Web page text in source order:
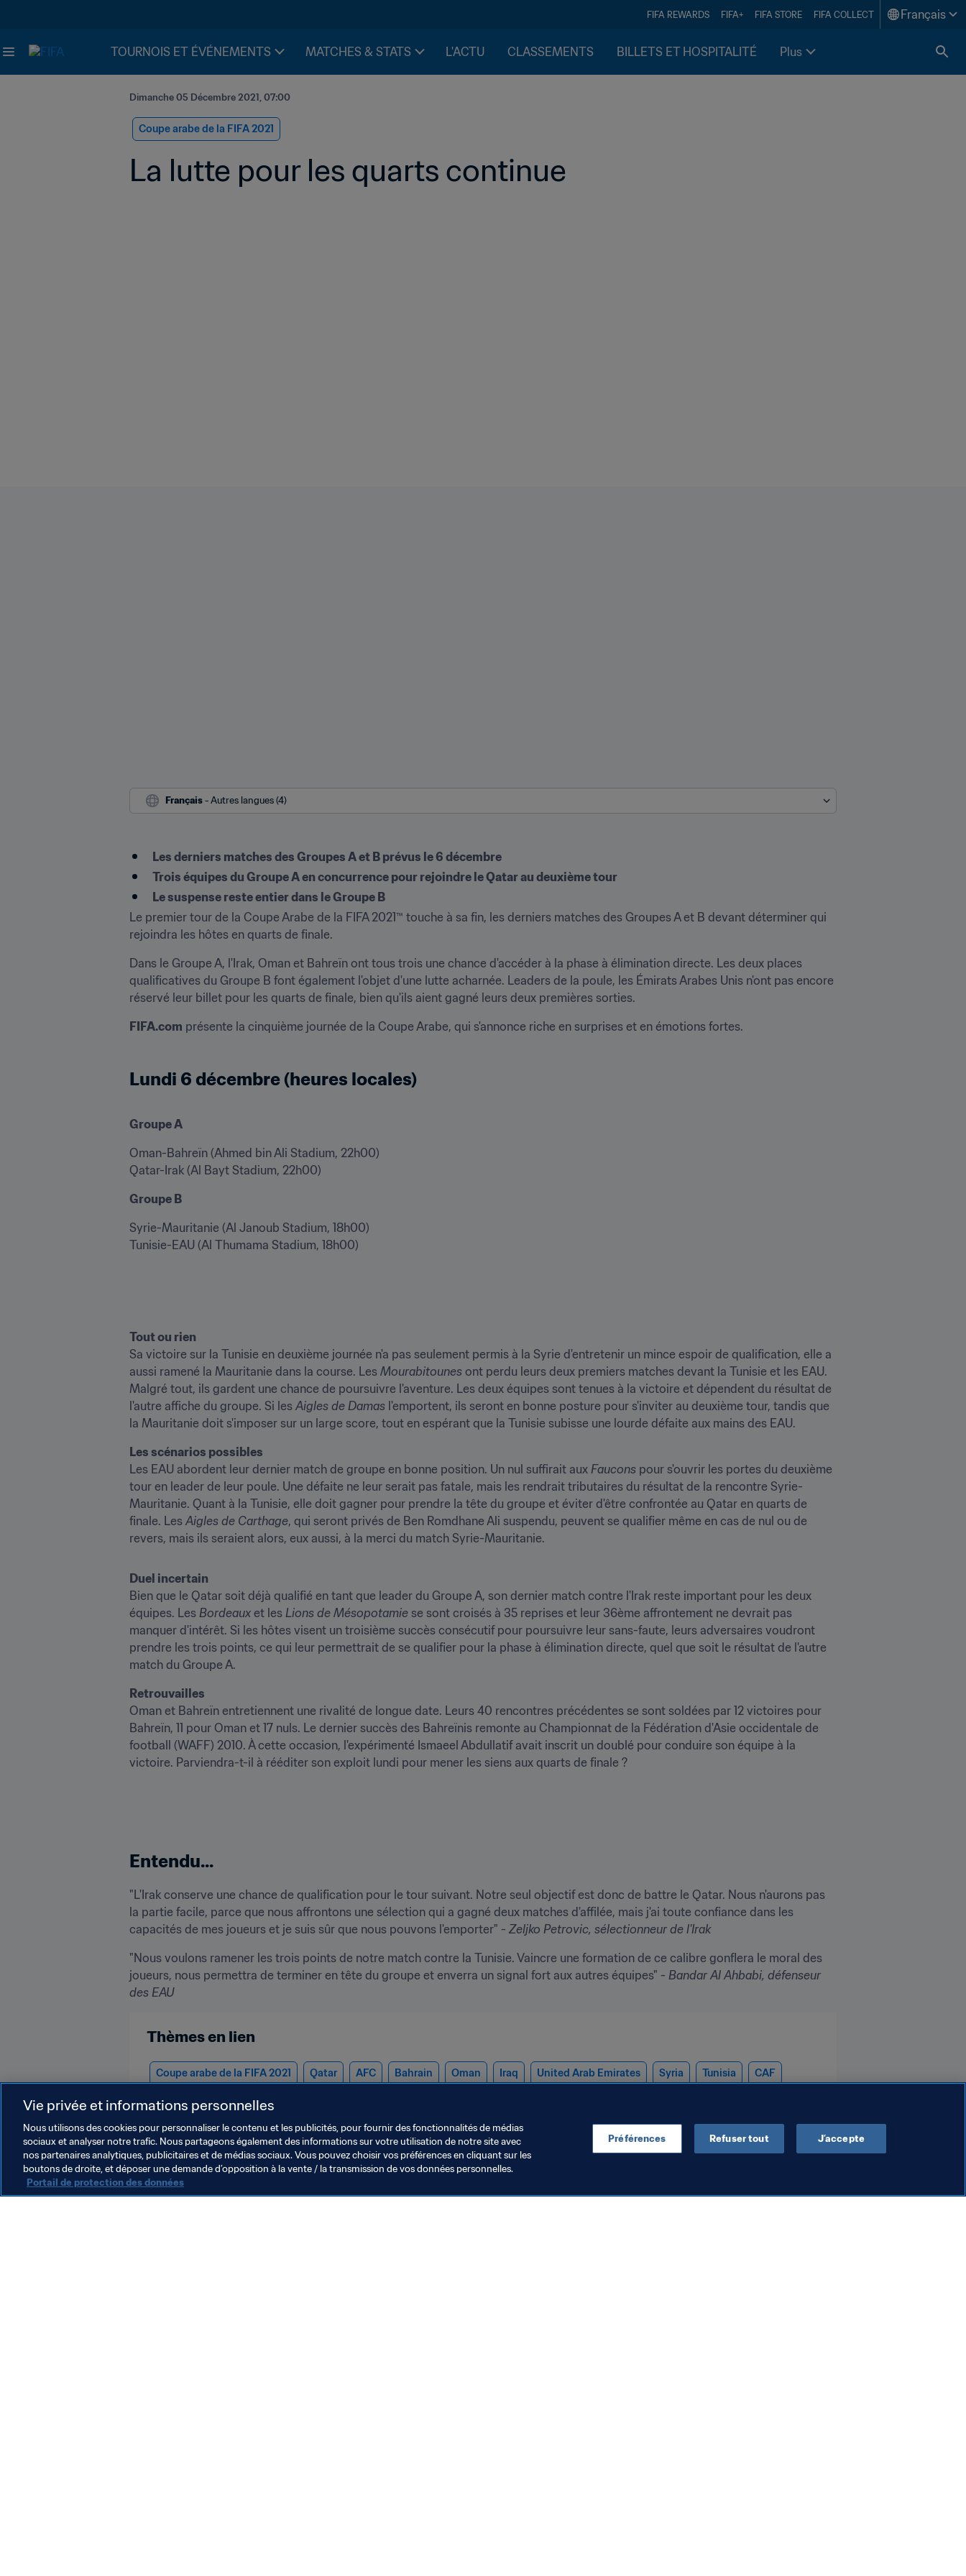
FIFA REWARDS FIFA+ FIFA STORE FIFA COLLECT Français
TOURNOIS ET ÉVÉNEMENTS MATCHES & STATS L'ACTU CLASSEMENTS BILLETS ET HOSPITALITÉ Plus
Dimanche 05 Décembre 2021, 07:00
Coupe arabe de la FIFA 2021
La lutte pour les quarts continue
Français - Autres langues (4)
Les derniers matches des Groupes A et B prévus le 6 décembre
Trois équipes du Groupe A en concurrence pour rejoindre le Qatar au deuxième tour
Le suspense reste entier dans le Groupe B
Le premier tour de la Coupe Arabe de la FIFA 2021™ touche à sa fin, les derniers matches des Groupes A et B devant déterminer qui
rejoindra les hôtes en quarts de finale.
Dans le Groupe A, l'Irak, Oman et Bahreïn ont tous trois une chance d'accéder à la phase à élimination directe. Les deux places
qualificatives du Groupe B font également l'objet d'une lutte acharnée. Leaders de la poule, les Émirats Arabes Unis n'ont pas encore
réservé leur billet pour les quarts de finale, bien qu'ils aient gagné leurs deux premières sorties.
FIFA.com présente la cinquième journée de la Coupe Arabe, qui s'annonce riche en surprises et en émotions fortes.
Lundi 6 décembre (heures locales)
Groupe A
Oman-Bahreïn (Ahmed bin Ali Stadium, 22h00)
Qatar-Irak (Al Bayt Stadium, 22h00)
Groupe B
Syrie-Mauritanie (Al Janoub Stadium, 18h00)
Tunisie-EAU (Al Thumama Stadium, 18h00)
Sa victoire sur la Tunisie en deuxième journée n'a pas seulement permis à la Syrie d'entretenir un mince espoir de qualification, elle a
aussi ramené la Mauritanie dans la course. Les Mourabitounes ont perdu leurs deux premiers matches devant la Tunisie et les EAU.
Malgré tout, ils gardent une chance de poursuivre l'aventure. Les deux équipes sont tenues à la victoire et dépendent du résultat de
l'autre affiche du groupe. Si les Aigles de Damas l'emportent, ils seront en bonne posture pour s'inviter au deuxième tour, tandis que
la Mauritanie doit s'imposer sur un large score, tout en espérant que la Tunisie subisse une lourde défaite aux mains des EAU.
Les EAU abordent leur dernier match de groupe en bonne position. Un nul suffirait aux Faucons pour s'ouvrir les portes du deuxième
tour en leader de leur poule. Une défaite ne leur serait pas fatale, mais les rendrait tributaires du résultat de la rencontre Syrie-
Mauritanie. Quant à la Tunisie, elle doit gagner pour prendre la tête du groupe et éviter d'être confrontée au Qatar en quarts de
finale. Les Aigles de Carthage, qui seront privés de Ben Romdhane Ali suspendu, peuvent se qualifier même en cas de nul ou de
revers, mais ils seraient alors, eux aussi, à la merci du match Syrie-Mauritanie.
Bien que le Qatar soit déjà qualifié en tant que leader du Groupe A, son dernier match contre l'Irak reste important pour les deux
équipes. Les Bordeaux et les Lions de Mésopotamie se sont croisés à 35 reprises et leur 36ème affrontement ne devrait pas
manquer d'intérêt. Si les hôtes visent un troisième succès consécutif pour poursuivre leur sans-faute, leurs adversaires voudront
prendre les trois points, ce qui leur permettrait de se qualifier pour la phase à élimination directe, quel que soit le résultat de l'autre
match du Groupe A.
Oman et Bahreïn entretiennent une rivalité de longue date. Leurs 40 rencontres précédentes se sont soldées par 12 victoires pour
Bahreïn, 11 pour Oman et 17 nuls. Le dernier succès des Bahreïnis remonte au Championnat de la Fédération d'Asie occidentale de
football (WAFF) 2010. À cette occasion, l'expérimenté Ismaeel Abdullatif avait inscrit un doublé pour conduire son équipe à la
victoire. Parviendra-t-il à rééditer son exploit lundi pour mener les siens aux quarts de finale ?
Entendu...
"L'Irak conserve une chance de qualification pour le tour suivant. Notre seul objectif est donc de battre le Qatar. Nous n'aurons pas
la partie facile, parce que nous affrontons une sélection qui a gagné deux matches d'affilée, mais j'ai toute confiance dans les
capacités de mes joueurs et je suis sûr que nous pouvons l'emporter" - Zeljko Petrovic, sélectionneur de l'Irak
"Nous voulons ramener les trois points de notre match contre la Tunisie. Vaincre une formation de ce calibre gonflera le moral des
joueurs, nous permettra de terminer en tête du groupe et enverra un signal fort aux autres équipes" - Bandar Al Ahbabi, défenseur
des EAU
Thèmes en lien
Coupe arabe de la FIFA 2021 Qatar AFC Bahrain Oman Iraq United Arab Emirates Syria Tunisia CAF
Mauritania
Vie privée et informations personnelles
Nous utilisons des cookies pour personnaliser le contenu et les publicités, pour fournir des fonctionnalités de médias
sociaux et analyser notre trafic. Nous partageons également des informations sur votre utilisation de notre site avec
nos partenaires analytiques, publicitaires et de médias sociaux. Vous pouvez choisir vos préférences en cliquant sur les
boutons de droite, et déposer une demande d’opposition à la vente / la transmission de vos données personnelles.
Portail de protection des données
Préférences Refuser tout J’accepte